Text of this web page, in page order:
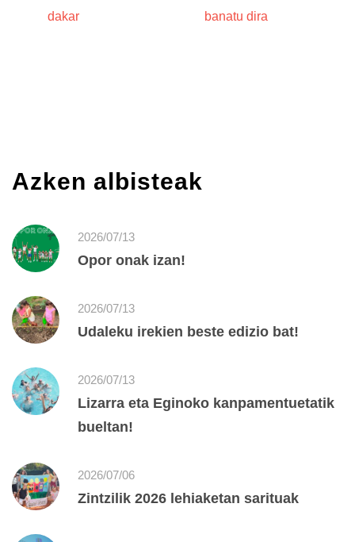
dakar
banatu dira
Azken albisteak
2026/07/13
Opor onak izan!
2026/07/13
Udaleku irekien beste edizio bat!
2026/07/13
Lizarra eta Eginoko kanpamentuetatik
bueltan!
2026/07/06
Zintzilik 2026 lehiaketan sarituak